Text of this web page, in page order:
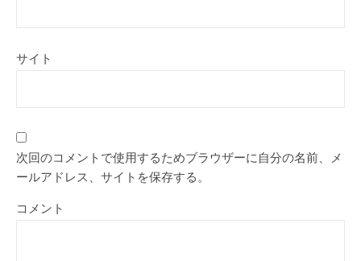
サイト
次回のコメントで使用するためブラウザーに自分の名前、メ
ールアドレス、サイトを保存する。
コメント